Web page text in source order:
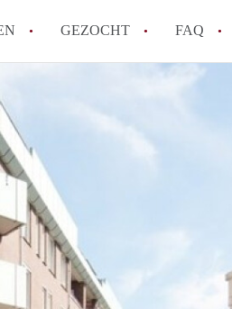
GEZOCHT FAQ
Wat is AppartementRoermond?
Hoeveel kost het om te reageren op een
Wat is de privacyverklaring van
Berekent AppartementRoermond
makelaarsvergoeding/
Alle veelgestelde vragen